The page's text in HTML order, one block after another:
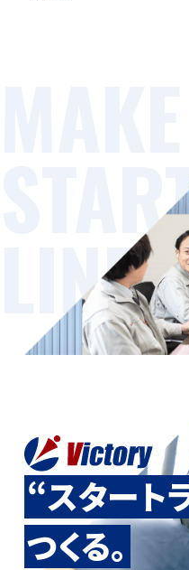
“スタート
つくる。
LINE